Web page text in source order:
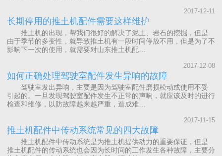
2017-12-11
长期停用的推土机配件需要这样维护
推土机的出现，帮我们很好的解决了泥土、岩石的挖掘，但是
由于季节的多变性，就导致推土机有一段时间停放不用，但是为了不
影响下一次的使用，就需要对山东推土机配…
2017-12-08
如何正确处理驾驶室配件发生异响的故障
驾驶室发出异响，主要是因为驾驶室配件磨损松动或使用不妥
引起的。一旦发现驾驶室配件发生不正常的声响，就应该及时的进行
检查和维修，以防故障越来越严重，造成难…
2017-11-15
推土机配件中传动系统常见的四大故障
推土机配件中传动系统是为推土机提供动力的重要保证，但是
推土机配件的传动系统也会因为长时间的工作发生各种故障，主要分